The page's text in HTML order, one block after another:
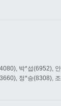
박*섭(6952),
정*승(8308),